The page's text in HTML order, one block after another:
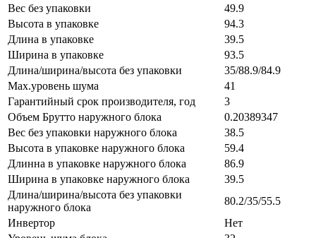
Вес без упаковки
49.9
Высота в упаковке
94.3
Длина в упаковке
39.5
Ширина в упаковке
93.5
Длина/ширина/высота без упаковки
35/88.9/84.9
Max.уровень шума
41
Гарантийный срок производителя, год
3
Объем Брутто наружного блока
0.20389347
Вес без упаковки наружного блока
38.5
Высота в упаковке наружного блока
59.4
Длинна в упаковке наружного блока
86.9
Ширина в упаковке наружного блока
39.5
Длина/ширина/высота без упаковки
наружного блока
80.2/35/55.5
Инвертор
Нет